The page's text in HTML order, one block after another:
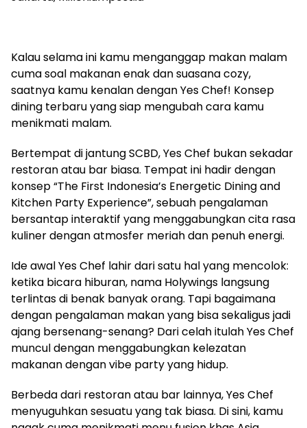
Kalau selama ini kamu menganggap makan malam
cuma soal makanan enak dan suasana cozy,
saatnya kamu kenalan dengan Yes Chef! Konsep
dining terbaru yang siap mengubah cara kamu
menikmati malam.
Bertempat di jantung SCBD, Yes Chef bukan sekadar
restoran atau bar biasa. Tempat ini hadir dengan
konsep “The First Indonesia’s Energetic Dining and
Kitchen Party Experience”, sebuah pengalaman
bersantap interaktif yang menggabungkan cita rasa
kuliner dengan atmosfer meriah dan penuh energi.
Ide awal Yes Chef lahir dari satu hal yang mencolok:
ketika bicara hiburan, nama Holywings langsung
terlintas di benak banyak orang. Tapi bagaimana
dengan pengalaman makan yang bisa sekaligus jadi
ajang bersenang-senang? Dari celah itulah Yes Chef
muncul dengan menggabungkan kelezatan
makanan dengan vibe party yang hidup.
Berbeda dari restoran atau bar lainnya, Yes Chef
menyuguhkan sesuatu yang tak biasa. Di sini, kamu